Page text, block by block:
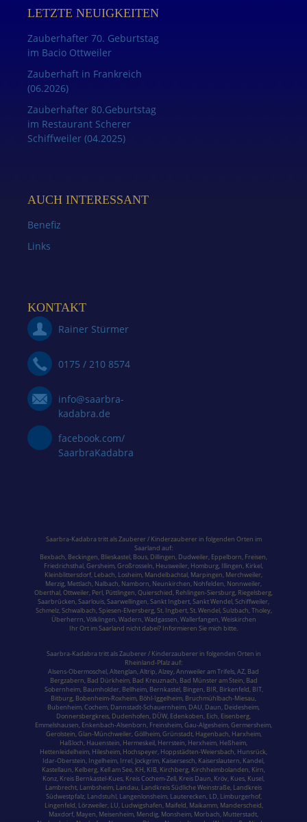
LETZTE NEUIGKEITEN
Zauberhafter 70. Geburtstag
im Bacio Ottweiler
Zauberhaft in Frankreich
(06.2026)
Zauberhafter 80.Geburtstag
im Restaurant Scherer
Schiffweiler (04.2025)
AUCH INTERESSANT
Benefiz
Links
KONTAKT
Rainer Stürmer
0175 / 210 8574
info@saarbra-
kadabra.de
facebook.com/
SaarbraKadabra
Saarbra-Kadabra tritt als Zauberer / Kinderzauberer in folgenden Orten im
Saarland auf:
Bexbach, Beckingen, Blieskastel, Bous, Dillingen, Dudweiler, Eppelborn, Freisen,
Friedrichsthal,Gersheim,Großrosseln, Heusweiler, Homburg, Illingen, Kirkel,
Kleinblittersdorf, Lebach, Losheim, Mandelbachtal, Marpingen, Merchweiler,
Merzig, Mettlach, Nalbach, Namborn, Neunkirchen, Nohfelden, Nonnweiler,
Oberthal,Ottweiler, Perl, Püttlingen,Quierschied, Rehlingen-Siersburg, Riegelsberg,
Saarbrücken,Saarlouis,Saarwellingen,Sankt Ingbert,Sankt Wendel,Schiffweiler,
Schmelz,Schwalbach,Spiesen-Elversberg,St. Ingbert,St. Wendel,Sulzbach,Tholey,
Überherrn,Völklingen,Wadern,Wadgassen,Wallerfangen,Weiskirchen
Ihr Ort im Saarland nicht dabei? Informieren Sie mich bitte.
Saarbra-Kadabra tritt als Zauberer / Kinderzauberer in folgenden Orten in
Rheinland-Pfalzauf:
Alsens-Obermoschel,Altenglan, Altrip,Alzey, Annweiler am Trifels, AZ, Bad
Bergzabern, Bad Dürkheim, Bad Kreuznach, Bad Münster am Stein, Bad
Sobernheim, Baumholder, Bellheim, Bernkastel, Bingen, BIR, Birkenfeld, BIT,
Bitburg, Bobenheim-Roxheim, Böhl-Iggelheim, Bruchmühlbach-Miesau,
Bubenheim,Cochem, Dannstadt-Schauernheim, DAU, Daun, Deidesheim,
Donnersbergkreis, Dudenhofen, DÜW, Edenkoben, Eich, Eisenberg,
Emmelshausen, Enkenbach-Alsenborn, Freinsheim, Gau-Algesheim, Germersheim,
Gerolstein,Glan-Münchweiler,Göllheim,Grünstadt, Hagenbach, Harxheim,
Haßloch, Hauenstein, Hermeskeil, Herrstein, Herxheim, Heßheim,
Hettenleidelheim, Hilesheim, Hochspeyer, Hoppstädten-Weiersbach, Hunsrück,
Idar-Oberstein, Ingelheim, Irrel, Jockgrim, Kaisersesch, Kaiserslautern, Kandel,
Kastellaun, Kelberg, Kell am See, KH, KIB, Kirchberg, Kirchheimbolanden, Kirn,
Konz, Kreis Bernkastel-Kues, Kreis Cochem-Zell, Kreis Daun, Kröv, Kues, Kusel,
Lambrecht, Lambsheim, Landau, Landkreis Südliche Weinstraße, Landkreis
Südwestpfalz, Landstuhl, Langenlonsheim, Lauterecken, LD, Limburgerhof,
Lingenfeld, Lörzweiler, LU, Ludwigshafen, Maifeld, Maikamm, Manderscheid,
Maxdorf, Mayen, Meisenheim, Mendig, Monsheim, Morbach, Mutterstadt,